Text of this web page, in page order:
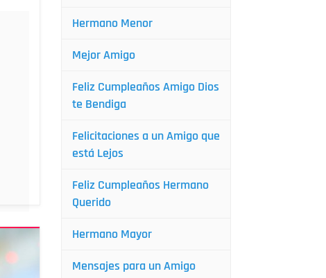
Hermano Menor
Mejor Amigo
Feliz Cumpleaños Amigo Dios
te Bendiga
Felicitaciones a un Amigo que
está Lejos
Feliz Cumpleaños Hermano
Querido
Hermano Mayor
Mensajes para un Amigo